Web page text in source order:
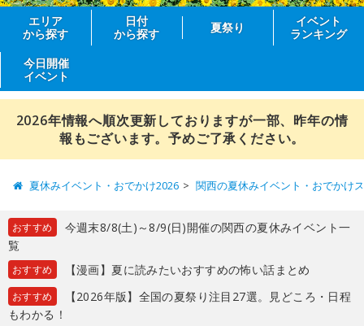
エリア
から探す
日付
から探す
夏祭り
イベント
ランキング
今日開催
イベント
2026年情報へ順次更新しておりますが一部、昨年の情
報もございます。予めご了承ください。
夏休みイベント・おでかけ2026 関西の夏休みイベント・おでかけ
おすすめ
今週末8/8(土)～8/9(日)開催の関西の夏休みイベント一
覧
おすすめ 【漫画】夏に読みたいおすすめの怖い話まとめ
おすすめ
【2026年版】全国の夏祭り注目27選。見どころ・日程
もわかる！